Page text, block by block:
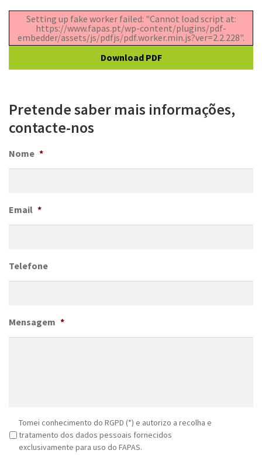
Setting up fake worker failed: "Cannot load script at:
https://www.fapas.pt/wp-content/plugins/pdf-
embedder/assets/js/pdfjs/pdf.worker.min.js?ver=2.2.228".
Download PDF
Pretende saber mais informações,
contacte-nos
Nome *
Email *
Telefone
Mensagem *
G
Tomei conhecimento do RGPD (*) e autorizo a recolha e
tratamento dos dados pessoais fornecidos
exclusivamente para uso do FAPAS.